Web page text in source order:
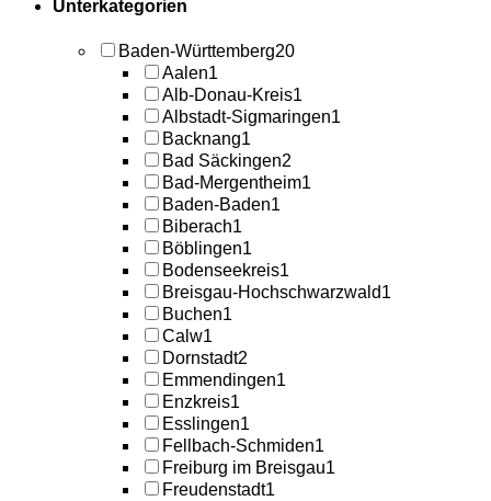
Unterkategorien
Baden-Württemberg20
Aalen1
Alb-Donau-Kreis1
Albstadt-Sigmaringen1
Backnang1
Bad Säckingen2
Bad-Mergentheim1
Baden-Baden1
Biberach1
Böblingen1
Bodenseekreis1
Breisgau-Hochschwarzwald1
Buchen1
Calw1
Dornstadt2
Emmendingen1
Enzkreis1
Esslingen1
Fellbach-Schmiden1
Freiburg im Breisgau1
Freudenstadt1